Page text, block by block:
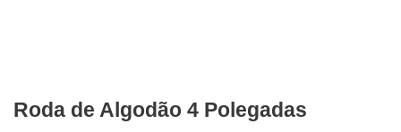
Roda de Algodão 4 Polegadas